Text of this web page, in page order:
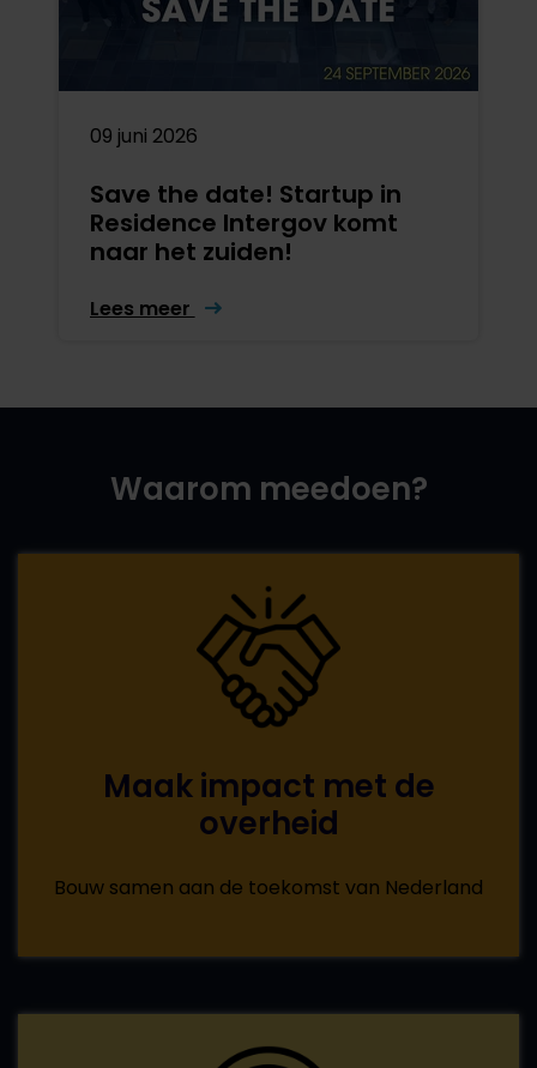
09 juni 2026
Save the date! Startup in
Residence Intergov komt
naar het zuiden!
Lees meer
Waarom meedoen?
Maak impact met de
overheid
Bouw samen aan de toekomst van Nederland